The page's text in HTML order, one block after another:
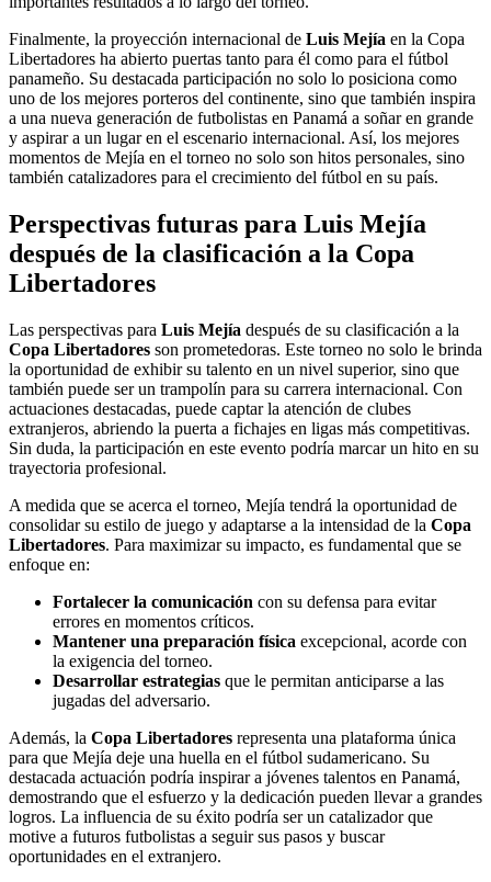
Finalmente, la proyección internacional de Luis Mejía en la Copa
Libertadores ha abierto puertas tanto para él como para el fútbol
panameño. Su destacada participación no solo lo posiciona como
uno de los mejores porteros del continente, sino que también inspira
a una nueva generación de futbolistas en Panamá a soñar en grande
y aspirar a un lugar en el escenario internacional. Así, los mejores
momentos de Mejía en el torneo no solo son hitos personales, sino
también catalizadores para el crecimiento del fútbol en su país.
Perspectivas futuras para Luis Mejía
después de la clasificación a la Copa
Libertadores
Las perspectivas para Luis Mejía después de su clasificación a la
Copa Libertadores son prometedoras. Este torneo no solo le brinda
la oportunidad de exhibir su talento en un nivel superior, sino que
también puede ser un trampolín para su carrera internacional. Con
actuaciones destacadas, puede captar la atención de clubes
extranjeros, abriendo la puerta a fichajes en ligas más competitivas.
Sin duda, la participación en este evento podría marcar un hito en su
trayectoria profesional.
A medida que se acerca el torneo, Mejía tendrá la oportunidad de
consolidar su estilo de juego y adaptarse a la intensidad de la Copa
Libertadores. Para maximizar su impacto, es fundamental que se
enfoque en:
Fortalecer la comunicación con su defensa para evitar
errores en momentos críticos.
Mantener una preparación física excepcional, acorde con
la exigencia del torneo.
Desarrollar estrategias que le permitan anticiparse a las
jugadas del adversario.
Además, la Copa Libertadores representa una plataforma única
para que Mejía deje una huella en el fútbol sudamericano. Su
destacada actuación podría inspirar a jóvenes talentos en Panamá,
demostrando que el esfuerzo y la dedicación pueden llevar a grandes
logros. La influencia de su éxito podría ser un catalizador que
motive a futuros futbolistas a seguir sus pasos y buscar
oportunidades en el extranjero.